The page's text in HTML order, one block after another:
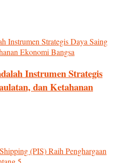
Instrumen Strategis
dan Ketahanan